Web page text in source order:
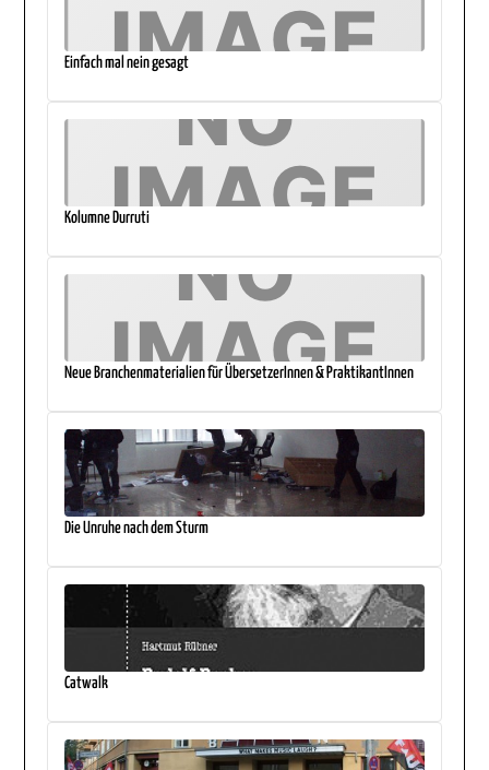
Einfach mal nein gesagt
Kolumne Durruti
Neue Branchenmaterialien für ÜbersetzerInnen & PraktikantInnen
Die Unruhe nach dem Sturm
Catwalk